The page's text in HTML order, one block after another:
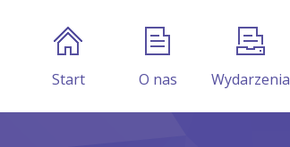
Start O nas Wydarzenia